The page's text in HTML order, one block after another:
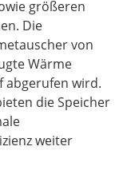
größeren
Die
von
Wärme
abgerufen wird.
die Speicher
weiter